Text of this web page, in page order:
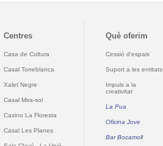
Centres
Casa de Cultura
Casal Torreblanca
Xalet Negre
Casal Mira-sol
Casino La Floresta
Casal Les Planes
Què oferim
Cessió d'espais
Suport a les entitats
Impuls a la
creativitat
La Pua
Oficina Jove
Bar Bocamoll